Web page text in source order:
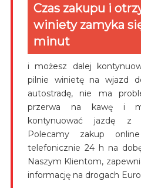
Czas zakupu i
winiety zamyka
minut
i możesz dalej
pilnie winietę na wjazd
autostradę, nie ma
przerwa na kawę i
kontynuować jazdę z
Polecamy zakup
telefonicznie 24 h na
Naszym Klientom,
informację na drogach